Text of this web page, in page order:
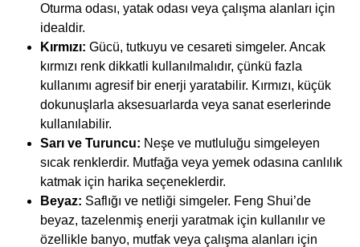
Oturma odası, yatak odası veya çalışma alanları için
idealdir.
Kırmızı: Gücü, tutkuyu ve cesareti simgeler. Ancak
kırmızı renk dikkatli kullanılmalıdır, çünkü fazla
kullanımı agresif bir enerji yaratabilir. Kırmızı, küçük
dokunuşlarla aksesuarlarda veya sanat eserlerinde
kullanılabilir.
Sarı ve Turuncu: Neşe ve mutluluğu simgeleyen
sıcak renklerdir. Mutfağa veya yemek odasına canlılık
katmak için harika seçeneklerdir.
Beyaz: Saflığı ve netliği simgeler. Feng Shui’de
beyaz, tazelenmiş enerji yaratmak için kullanılır ve
özellikle banyo, mutfak veya çalışma alanları için